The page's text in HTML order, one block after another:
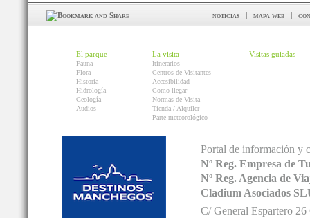
noticias | mapa web |
El parque
Fauna
Flora
Historia
Hidrología
Geología
Audios
La visita
Itinerarios
Centros de Visitantes
Accesibilidad
Como llegar
Normas de Visita
Tienda / Alquiler
Parte meteorológico
Visitas guiadas
Portal de información y
Nº Reg. Empresa de
Nº Reg. Agencia de
Cladium Asociados
C/ General Espartero